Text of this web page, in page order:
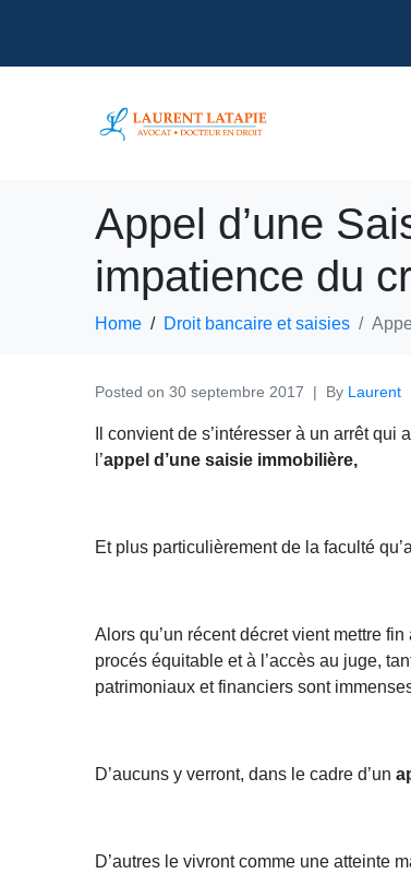
Appel d’une
impatience du
Home Droit bancaire et saisies
Posted on30 septembre 2017 By Laurent
Il convient de s’intéresser à un arrêt
l’appel d’une saisie immobilière,
Et plus particulièrement de la faculté
Alors qu’un récent décret vient mettre
procés équitable et à l’accès au juge,
patrimoniaux et financiers sont
D’aucuns y verront, dans le cadre d’un
D’autres le vivront comme une atteinte